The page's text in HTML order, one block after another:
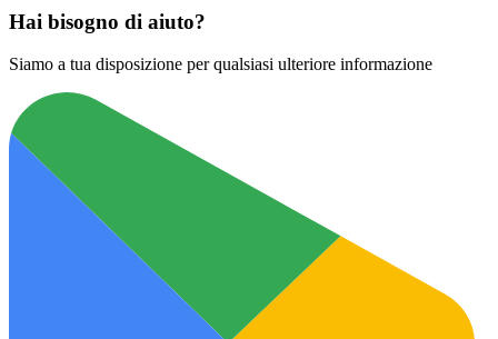
Hai bisogno di aiuto?
Siamo a tua disposizione per qualsiasi ulteriore informazione